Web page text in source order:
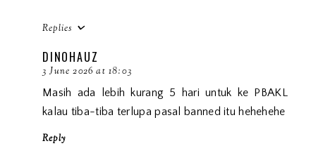
Replies
DINOHAUZ
3 June 2026 at 18:03
Masih ada lebih kurang 5 hari untuk ke PBAKL
kalau tiba-tiba terlupa pasal banned itu hehehehe
Reply